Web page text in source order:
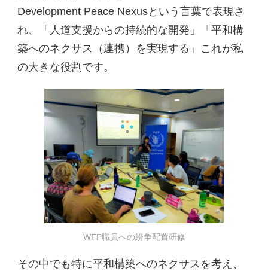
Development Peace Nexusという言葉で表現さ
れ、「人道支援からの持続的な開発」「平和構
築へのネクサス（連携）を実現する」これが私
の大きな役割です。
WFP職員への紛争配置研修
その中でも特に平和構築へのネクサスを考え、